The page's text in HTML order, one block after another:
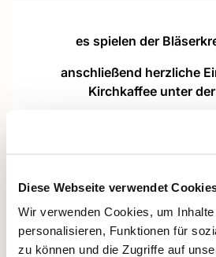
Diese Webseite verwendet
Wir verwenden Cookies, um
personalisieren, Funktionen für
zu können und die Zugriffe auf
es spielen der
anschließend herzliche
Kirchkaffee unter